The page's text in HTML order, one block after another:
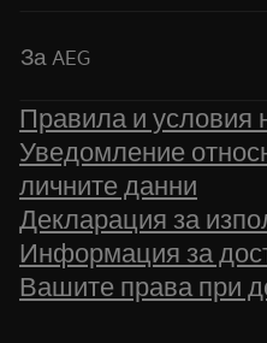
За AEG
Правила и условия
Уведомление
личните данни
Декларация за
Информация за
Вашите права при